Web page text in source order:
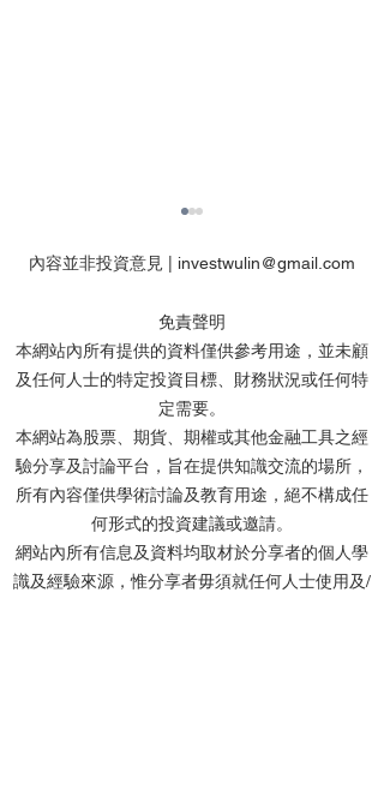
美股在雲狄搏反彈後90度
角大升幾日破頂
內容並非投資意見 | investwulin@gmail.com
免責聲明
本網站內所有提供的資料僅供參考用途，並未顧
及任何人士的特定投資目標、財務狀況或任何特
定需要。
本網站為股票、期貨、期權或其他金融工具之經
驗分享及討論平台，旨在提供知識交流的場所，
所有內容僅供學術討論及教育用途，絕不構成任
何形式的投資建議或邀請。
網站內所有信息及資料均取材於分享者的個人學
識及經驗來源，惟分享者毋須就任何人士使用及/